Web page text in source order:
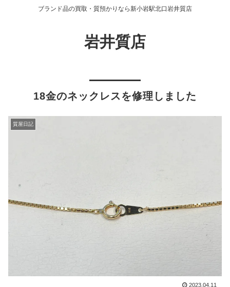
ブランド品の買取・質預かりなら新小岩駅北口岩井質店
岩井質店
18金のネックレスを修理しました
質屋日記
2023.04.11